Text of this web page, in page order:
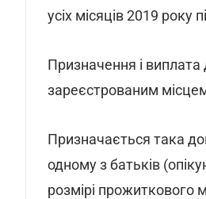
усіх місяців 2019 року
Призначення і
зареєстрованим
Призначається така
одному з батьків
розмірі прожиткового